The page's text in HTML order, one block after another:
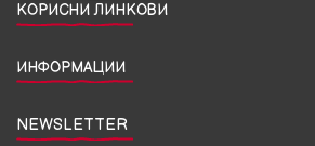
КОРИСНИ ЛИНКОВИ
ИНФОРМАЦИИ
NEWSLETTER